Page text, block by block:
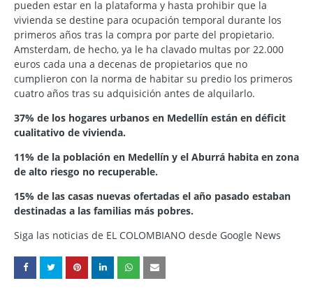
pueden estar en la plataforma y hasta prohibir que la
vivienda se destine para ocupación temporal durante los
primeros años tras la compra por parte del propietario.
Amsterdam, de hecho, ya le ha clavado multas por 22.000
euros cada una a decenas de propietarios que no
cumplieron con la norma de habitar su predio los primeros
cuatro años tras su adquisición antes de alquilarlo.
37% de los hogares urbanos en Medellín están en déficit
cualitativo de vivienda.
11% de la población en Medellín y el Aburrá habita en zona
de alto riesgo no recuperable.
15% de las casas nuevas ofertadas el año pasado estaban
destinadas a las familias más pobres.
Siga las noticias de EL COLOMBIANO desde Google News